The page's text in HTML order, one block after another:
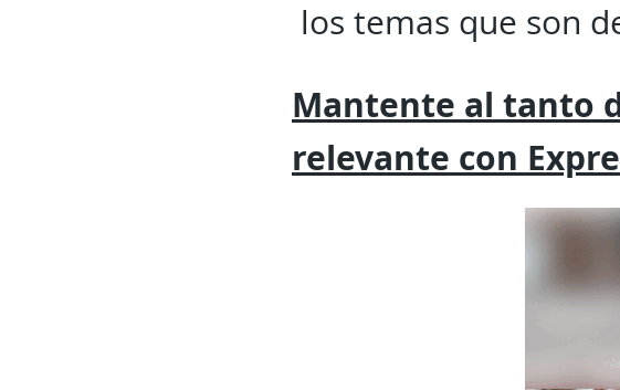
los temas que son
Mantente al tanto
relevante con